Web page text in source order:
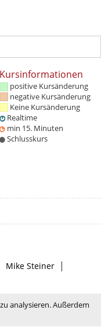
Kursinformationen
positive Kursänderung
negative Kursänderung
Keine Kursänderung
Realtime
min 15. Minuten
Schlusskurs
Mike Steiner |
analysieren. Außerdem